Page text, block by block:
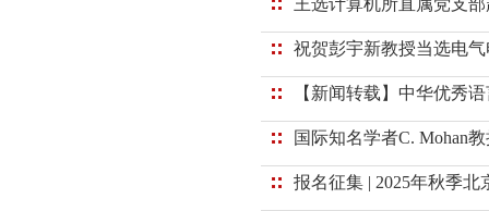
王选计算机所直属党支
祝贺彭宇新教授当选电
【新闻转载】中华优秀
国际知名学者C. Mohan
报名征集 | 2025年秋季